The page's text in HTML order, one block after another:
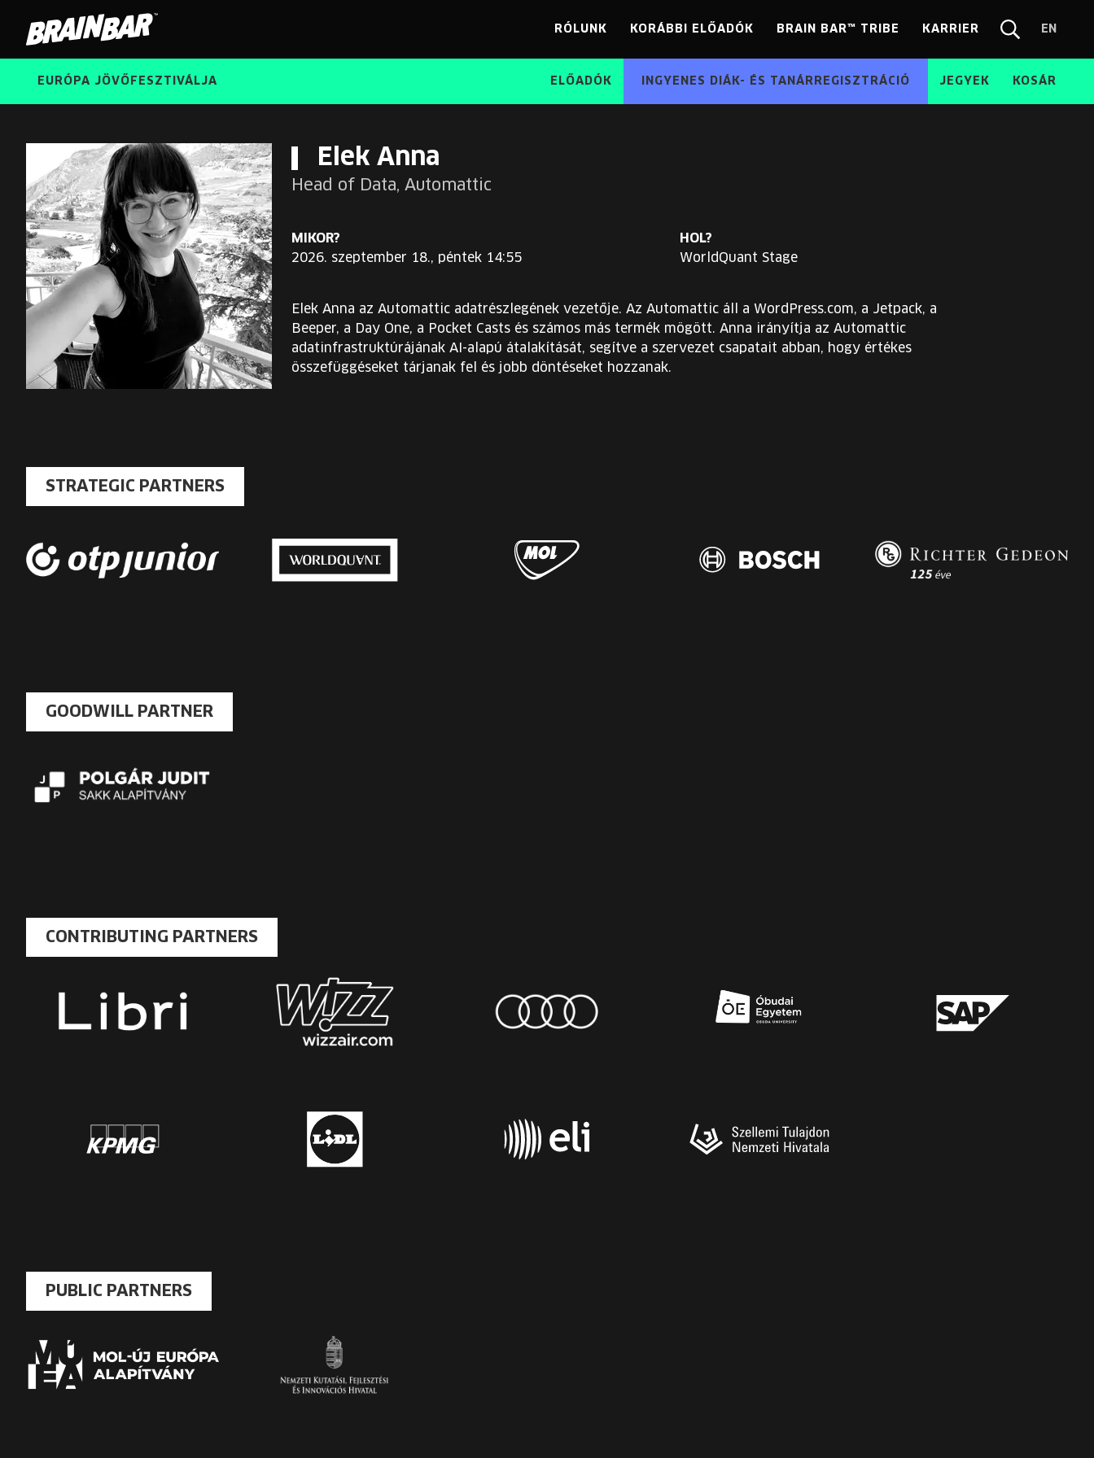
Bar
RÓLUNK KORÁBBI ELŐADÓK BRAIN BAR™ TRIBE KARRIER EN
EN
EURÓPA JÖVŐFESZTIVÁLJA ELŐADÓK INGYENES DIÁK- ÉS TANÁRREGISZTRÁCIÓ JEGYEK KOSÁR
Elek Anna
Head of Data, Automattic
MIKOR?
HOL?
2026. szeptember 18., péntek 14:55
WorldQuant Stage
Elek Anna az Automattic adatrészlegének vezetője. Az Automattic áll a WordPress.com, a Jetpack, a
Beeper, a Day One, a Pocket Casts és számos más termék mögött. Anna irányítja az Automattic
adatinfrastruktúrájának AI-alapú átalakítását, segítve a szervezet csapatait abban, hogy értékes
összefüggéseket tárjanak fel és jobb döntéseket hozzanak.
STRATEGIC PARTNERS
GOODWILL PARTNER
CONTRIBUTING PARTNERS
PUBLIC PARTNERS